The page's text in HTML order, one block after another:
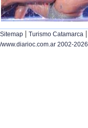
Sitemap | Turismo Catamarca |
/www.diarioc.com.ar 2002-2026